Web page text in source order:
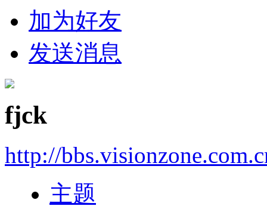
加为好友
发送消息
fjck
http://
主题